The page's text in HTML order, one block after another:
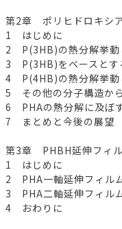
第2章 ポリヒドロキシ
1 はじめに
2 P(3HB)の熱分解挙動
3 P(3HB)をベースとす
4 P(4HB)の熱分解挙動
5 その他の分子構造か
6 PHAの熱分解に及ぼ
7 まとめと今後の展望
第3章 PHBH延伸フィ
1 はじめに
2 PHA一軸延伸フィル
3 PHA二軸延伸フィル
4 おわりに